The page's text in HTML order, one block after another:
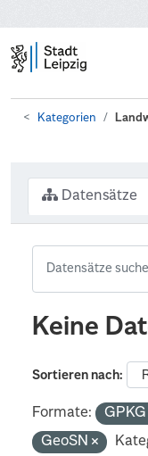
Kategorien
Datensätze
Keine
Sortieren nach
Formate:
GeoSN